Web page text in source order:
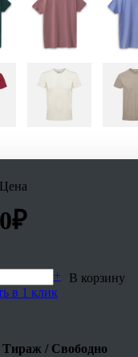
Цена
0₽
+
В корзину
в 1 клик
Тираж / Свободно